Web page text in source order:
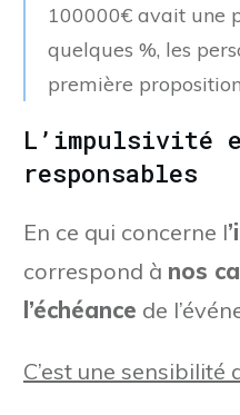
100000€ avait une
quelques %, les
première
L’impulsivité
responsables
En ce qui concerne l
correspond à nos
l’échéance de
C’est une sensibilité